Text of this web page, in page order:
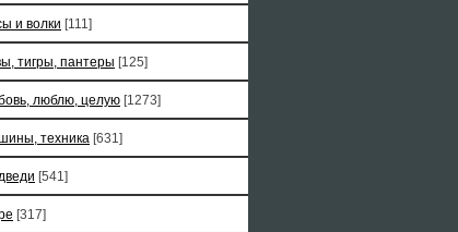
и волки [111]
тигры, пантеры [125]
люблю, целую [1273]
техника [631]
[541]
[317]